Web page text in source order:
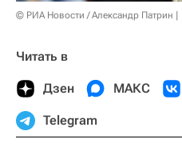
© РИА Новости / Александр Патрин
Читать в
Дзен МАКС
Telegram